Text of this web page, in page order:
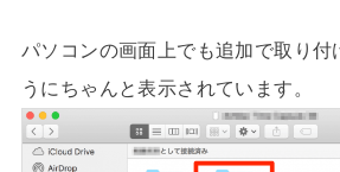
パソコンの画面上でも追加で取り付
うにちゃんと表示されています。